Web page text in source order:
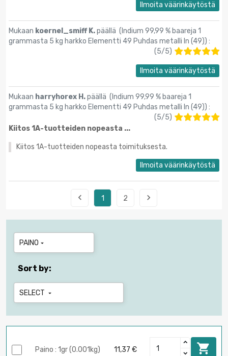
Ilmoita väärinkäytöstä
Mukaan koernel_smiff K.päällä (Indium 99,99 % baareja 1
grammasta 5 kg harkko Elementti 49 Puhdas metalli In (49)) :
(5/5)
Ilmoita väärinkäytöstä
Mukaan harryhorex H.päällä (Indium 99,99 % baareja 1
grammasta 5 kg harkko Elementti 49 Puhdas metalli In (49)) :
(5/5)
Kiitos 1A-tuotteiden nopeasta ...
Kiitos 1A-tuotteiden nopeasta toimituksesta.
Ilmoita väärinkäytöstä
 1 2 
PAINO 
Sort by:
SELECT 
Paino : 1gr (0.001kg) 11,37 € 